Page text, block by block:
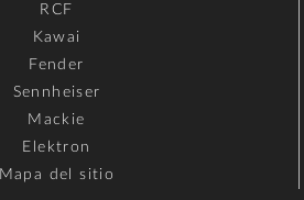
RCF
Kawai
Fender
Sennheiser
Mackie
Elektron
Mapa del sitio